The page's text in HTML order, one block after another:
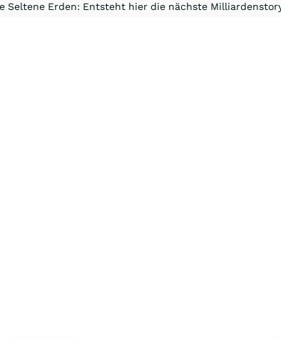
Seltene Erden: Entsteht hier die nächste